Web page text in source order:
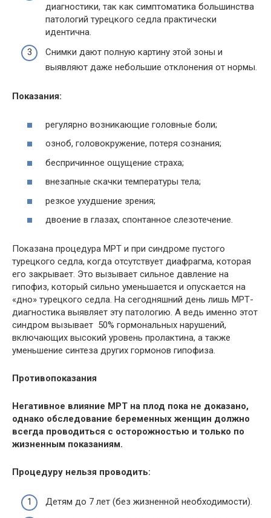
диагностики, так как симптоматика большинства
патологий турецкого седла практически
идентична.
Снимки дают полную картину этой зоны и
выявляют даже небольшие отклонения от нормы.
Показания:
регулярно возникающие головные боли;
озноб, головокружение, потеря сознания;
беспричинное ощущение страха;
внезапные скачки температуры тела;
резкое ухудшение зрения;
двоение в глазах, спонтанное слезотечение.
Показана процедура МРТ и при синдроме пустого
турецкого седла, когда отсутствует диафрагма, которая
его закрывает. Это вызывает сильное давление на
гипофиз, который сильно уменьшается и опускается на
«дно» турецкого седла. На сегодняшний день лишь МРТ-
диагностика выявляет эту патологию. А ведь именно этот
синдром вызывает 50% гормональных нарушений,
включающих высокий уровень пролактина, а также
уменьшение синтеза других гормонов гипофиза.
Противопоказания
Негативное влияние МРТ на плод пока не доказано,
однако обследование беременных женщин должно
всегда проводиться с осторожностью и только по
жизненным показаниям.
Процедуру нельзя проводить:
Детям до 7 лет (без жизненной необходимости).